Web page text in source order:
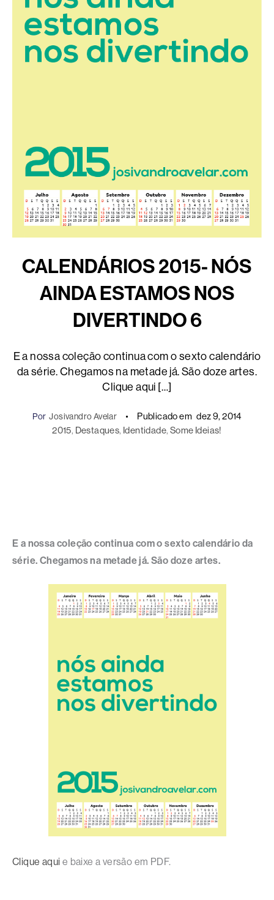
CALENDÁRIOS 2015- NÓS
AINDA ESTAMOS NOS
DIVERTINDO 6
E a nossa coleção continua com o sexto calendário
da série. Chegamos na metade já. São doze artes.
Clique aqui […]
Por Josivandro Avelar Publicado em dez 9, 2014
2015, Destaques, Identidade, Some Ideias!
E a nossa coleção continua com o sexto calendário da
série. Chegamos na metade já. São doze artes.
Clique aqui e baixe a versão em PDF.